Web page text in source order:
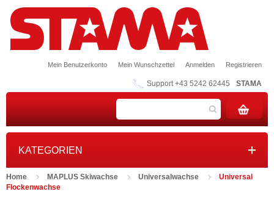
Mein Benutzerkonto Mein Wunschzettel Anmelden Registrieren
Support +43 5242 62445 STAMA
KATEGORIEN
Home MAPLUS Skiwachse Universalwachse
Universal
Flockenwachse